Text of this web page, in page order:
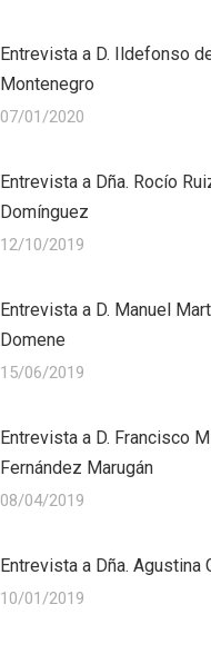
Entrevista a D. Ildefonso
Montenegro
07/01/2020
Entrevista a Dña. Rocío
Domínguez
12/10/2019
Entrevista a D. Manuel
Domene
15/06/2019
Entrevista a D. Francisco
Fernández Marugán
08/04/2019
Entrevista a Dña. Agustina
10/01/2019